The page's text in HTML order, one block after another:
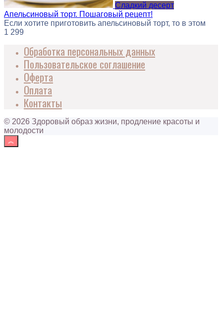
Сладкий десерт
Апельсиновый торт. Пошаговый рецепт!
Если хотите приготовить апельсиновый торт, то в этом
1 299
Обработка персональных данных
Пользовательское соглашение
Оферта
Оплата
Контакты
© 2026 Здоровый образ жизни, продление красоты и
молодости